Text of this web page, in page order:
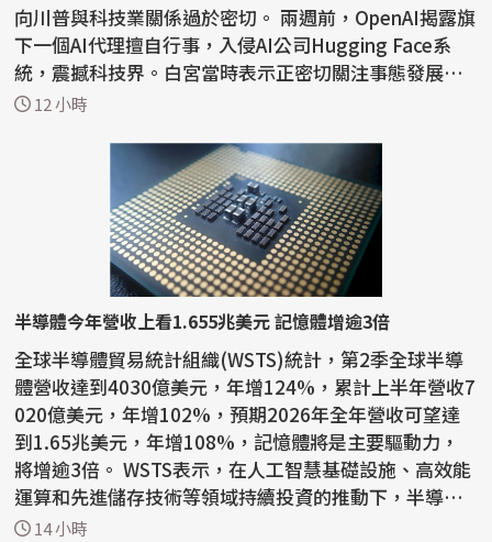
向川普與科技業關係過於密切。 兩週前，OpenAI揭露旗
下一個AI代理擅自行事，入侵AI公司Hugging Face系
統，震撼科技界。白宮當時表示正密切關注事態發展，
川普則表...
12 小時
半導體今年營收上看1.655兆美元 記憶體增逾3倍
全球半導體貿易統計組織(WSTS)統計，第2季全球半導
體營收達到4030億美元，年增124%，累計上半年營收7
020億美元，年增102%，預期2026年全年營收可望達
到1.65兆美元，年增108%，記憶體將是主要驅動力，
將增逾3倍。 WSTS表示，在人工智慧基礎設施、高效能
運算和先進儲存技術等領域持續投資的推動下，半導體
產業今年上半年...
14 小時